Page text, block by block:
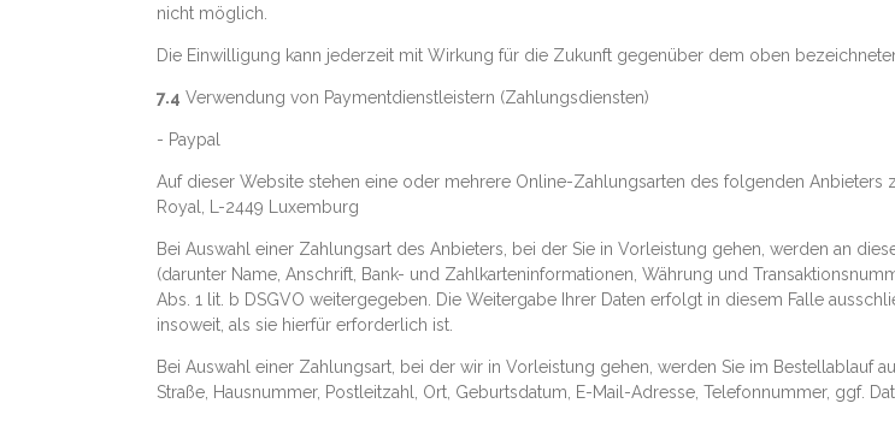
nicht möglich.
Die Einwilligung kann jederzeit mit Wirkung für die Zukunft gegenüber dem oben
7.4 Verwendung von Paymentdienstleistern (Zahlungsdiensten)
- Paypal
Auf dieser Website stehen eine oder mehrere Online-Zahlungsarten des folgenden Anbieters
Royal, L-2449 Luxemburg
Bei Auswahl einer Zahlungsart des Anbieters, bei der Sie in Vorleistung gehen, werden an
(darunter Name, Anschrift, Bank- und Zahlkarteninformationen, Währung und
Abs. 1 lit. b DSGVO weitergegeben. Die Weitergabe Ihrer Daten erfolgt in diesem Falle
insoweit, als sie hierfür erforderlich ist.
Bei Auswahl einer Zahlungsart, bei der wir in Vorleistung gehen, werden Sie im Bestellablauf
Straße, Hausnummer, Postleitzahl, Ort, Geburtsdatum, E-Mail-Adresse, Telefonnummer, ggf.